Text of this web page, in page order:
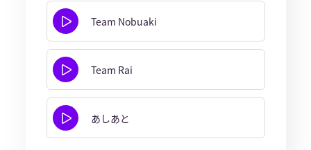
Team Nobuaki
Team Rai
あしあと